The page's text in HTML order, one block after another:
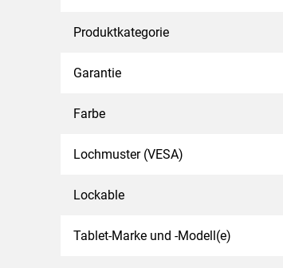
Produktkategorie
Garantie
Farbe
Lochmuster (VESA)
Lockable
Tablet-Marke und -Modell(e)